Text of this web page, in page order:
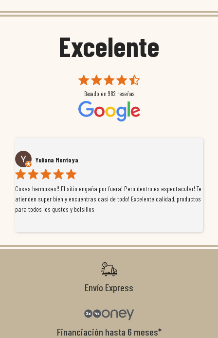
Excelente
Basado en 982 reseñas
Yuliana Montoya
Cosas hermosas!! El sitio engaña por fuera! Pero dentro es espectacular! Te
atienden super bien y encuentras casi de todo! Excelente calidad, productos
para todos los gustos y bolsillos
Envío Express
Financiación hasta 6 meses*